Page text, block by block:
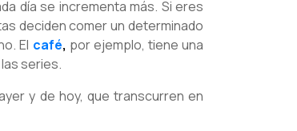
día se incrementa más. Si eres
deciden comer un determinado
El café, por ejemplo, tiene una
series.
y de hoy, que transcurren en